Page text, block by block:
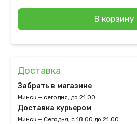
В корзину
Доставка
Забрать в магазине
Минск — сегодня, до 21:00
Доставка курьером
Минск — Сегодня, с 18:00 до 21:00